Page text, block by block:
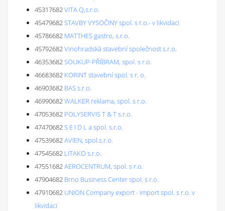
45317682VITA Q,s.r.o.
45479682STAVBY VYSOČINY spol. s r.o.- v likvidaci
45786682 MATTHES gastro, s.r.o.
45792682Vinohradská stavební společnost s.r.o.
46353682SOUKUP-PŘÍBRAM, spol. s r.o.
46683682 KORINT stavební spol. s r. o.
46903682 BAS s.r.o.
46990682WALKER reklama, spol. s r.o.
47053682 POLYSERVIS T & T s.r.o.
47470682S E I D L a spol. s.r.o.
47539682AVIEN, spol.s.r.o.
47545682 LITAKO s.r.o.
47551682AEROCENTRUM, spol. s r.o.
47904682 Brno Business Center spol. s r.o.
47910682 UNION Company export - import spol. s r.o. v
likvidaci